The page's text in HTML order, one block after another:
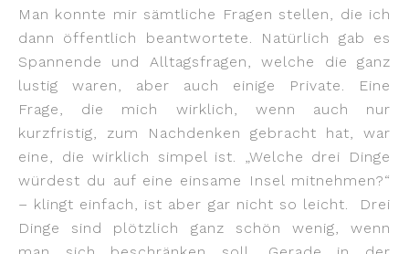
Man konnte mir sämtliche Fragen stellen, die ich
dann öffentlich beantwortete. Natürlich gab es
Spannende und Alltagsfragen, welche die ganz
lustig waren, aber auch einige Private. Eine
Frage, die mich wirklich, wenn auch nur
kurzfristig, zum Nachdenken gebracht hat, war
eine, die wirklich simpel ist. „Welche drei Dinge
würdest du auf eine einsame Insel mitnehmen?“
– klingt einfach, ist aber gar nicht so leicht.
Drei
Dinge sind plötzlich ganz schön wenig, wenn